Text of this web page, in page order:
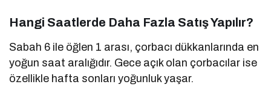
Hangi Saatlerde Daha Fazla Satış Yapılır?
Sabah 6 ile öğlen 1 arası, çorbacı dükkanlarında en
yoğun saat aralığıdır. Gece açık olan çorbacılar ise
özellikle hafta sonları yoğunluk yaşar.